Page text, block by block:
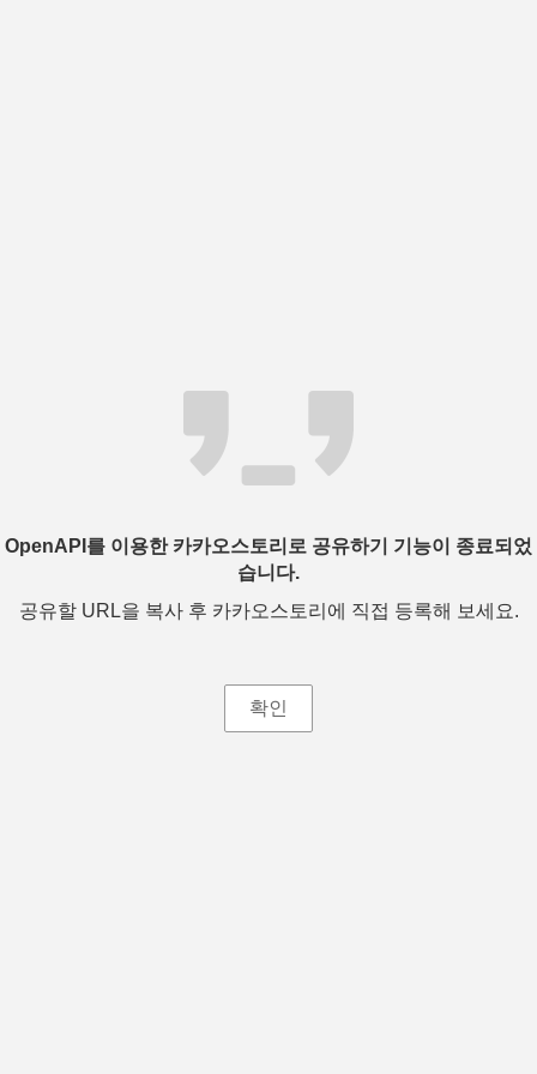
OpenAPI를 이용한 카카오스토리로 공유하기 기능이 종료되었
습니다.
공유할 URL을 복사 후 카카오스토리에 직접 등록해 보세요.
확인